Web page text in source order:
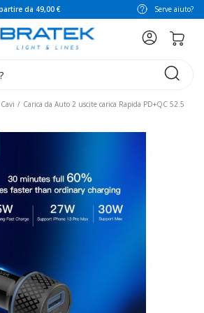
da 49,00 € Serve aiuto?
search
Cavi
Carica da Auto 2 uscite carica Rapida PD+QC 52.5